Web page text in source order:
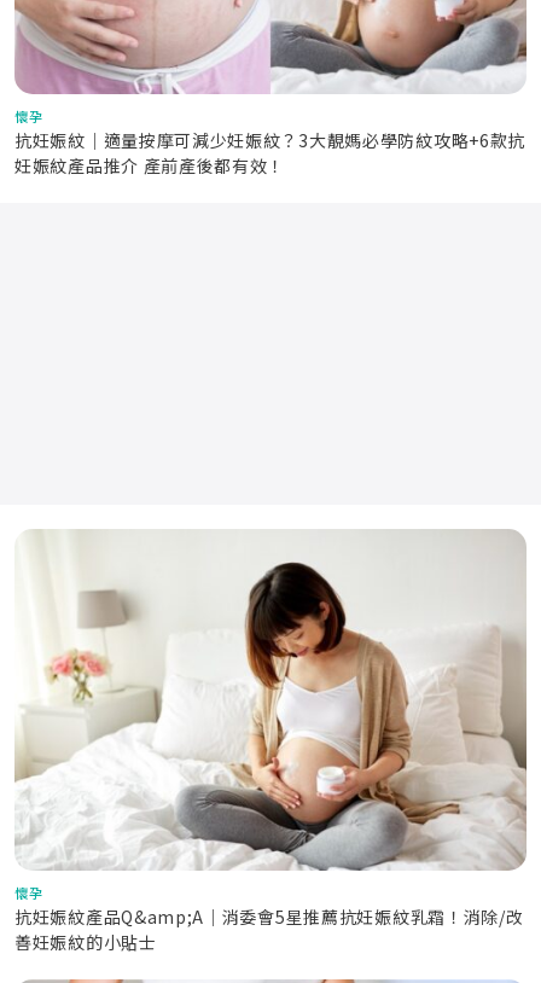
懷孕
抗妊娠紋｜適量按摩可減少妊娠紋？3大靚媽必學防紋攻略+6款抗
妊娠紋產品推介 產前產後都有效！
懷孕
抗妊娠紋產品Q&amp;A｜消委會5星推薦抗妊娠紋乳霜！消除/改
善妊娠紋的小貼士